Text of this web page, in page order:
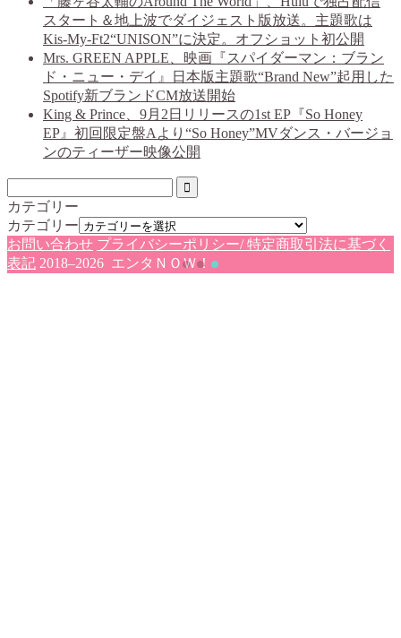
スタート＆地上波でダイジェスト版放送。主題歌は
Kis-My-Ft2“UNISON”に決定。オフショット初公開
Mrs. GREEN APPLE、映画『スパイダーマン：ブラン
ド・ニュー・デイ』日本版主題歌“Brand New”起用した
Spotify新ブランドCM放送開始
King & Prince、9月2日リリースの1st EP『So Honey
EP』初回限定盤Aより“So Honey”MVダンス・バージョ
ンのティーザー映像公開
カテゴリー
カテゴリー
お問い合わせ プライバシーポリシー/ 特定商取引法に基づく
表記 2018–2026 エンタＮＯＷ！